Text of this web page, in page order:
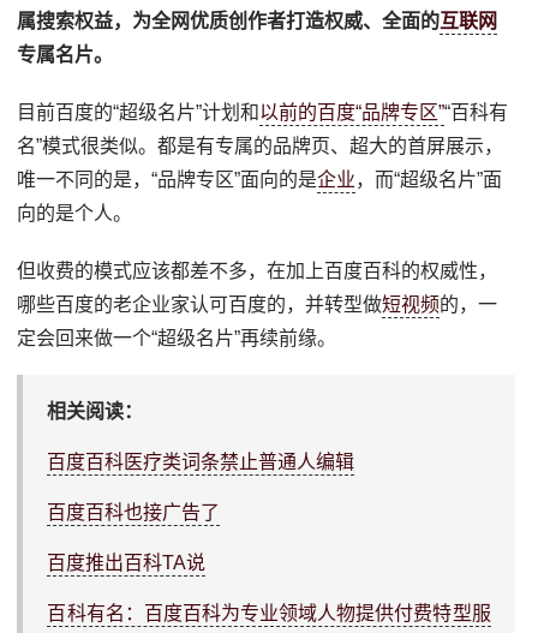
属搜索权益，为全网优质创作者打造权威、全面的互联网
专属名片。
目前百度的“超级名片”计划和以前的百度“品牌专区”“百科有
名”模式很类似。都是有专属的品牌页、超大的首屏展示，
唯一不同的是，“品牌专区”面向的是企业，而“超级名片”面
向的是个人。
但收费的模式应该都差不多，在加上百度百科的权威性，
哪些百度的老企业家认可百度的，并转型做短视频的，一
定会回来做一个“超级名片”再续前缘。
相关阅读：
百度百科医疗类词条禁止普通人编辑
百度百科也接广告了
百度推出百科TA说
百科有名：百度百科为专业领域人物提供付费特型服